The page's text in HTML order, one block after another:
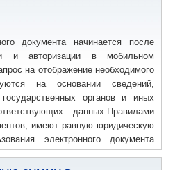
документа начинается после
и авторизации в мобильном
на отображение необходимого
на основании сведений,
органов и иных
данных.Правилами
имеют равную юридическую
электронного документа
его третьему лицу.